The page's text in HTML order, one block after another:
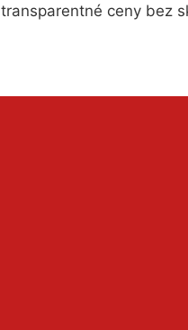
transparentné ceny bez